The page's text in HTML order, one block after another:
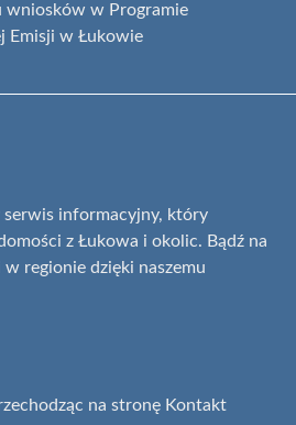
wniosków w Programie
Emisji w Łukowie
informacyjny, który
z Łukowa i okolic. Bądź na
regionie dzięki naszemu
na stronę Kontakt